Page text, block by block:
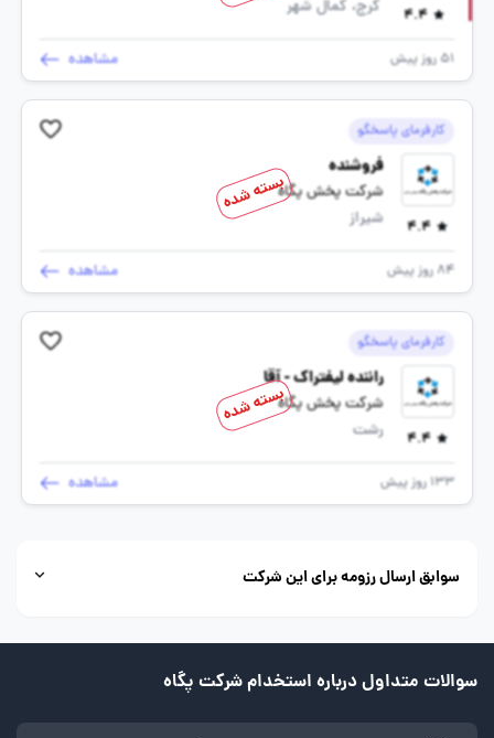
4.4
کرج، کمال شهر
51 روز پیش مشاهده
کارفرمای پاسخگو
4.4
فروشنده
شرکت پخش پگاه
شیراز
84 روز پیش مشاهده
بسته شده
کارفرمای پاسخگو
4.4
راننده لیفتراک - آقا
شرکت پخش پگاه
رشت
133 روز پیش مشاهده
بسته شده
سوابق ارسال رزومه برای این شرکت
سوالات متداول درباره استخدام شرکت پگاه